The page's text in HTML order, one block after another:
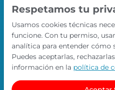
LLEVA XAXUKO CONTIGO
Chollos, misiones y
nuestra APP.
PRÓXIMAMENTE EN
App Store
Respetamos tu
Usamos cookies técnicas
funcione. Con tu permiso,
analítica para entender cómo
Puedes aceptarlas,
información en la política de